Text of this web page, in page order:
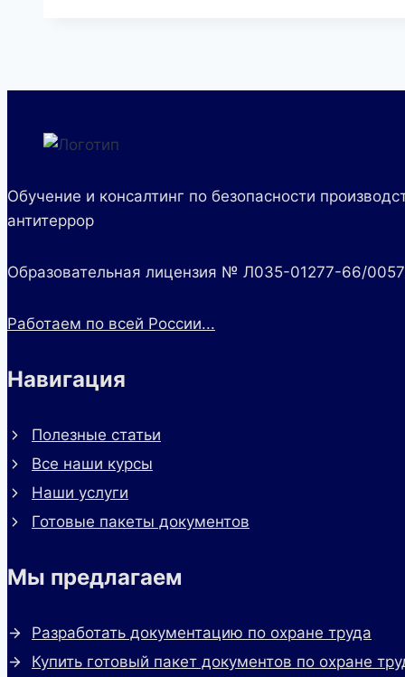
Обучение и консалтинг по безопасности
антитеррор
Образовательная лицензия № Л035-01277-66/
Работаем по всей России...
Навигация
Полезные статьи
Все наши курсы
Наши услуги
Готовые пакеты документов
Мы предлагаем
Разработать документацию по охране труда
Купить готовый пакет документов по охране